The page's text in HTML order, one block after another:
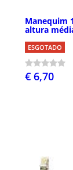
Manequim
altura
ESGOTADO
€ 6,70